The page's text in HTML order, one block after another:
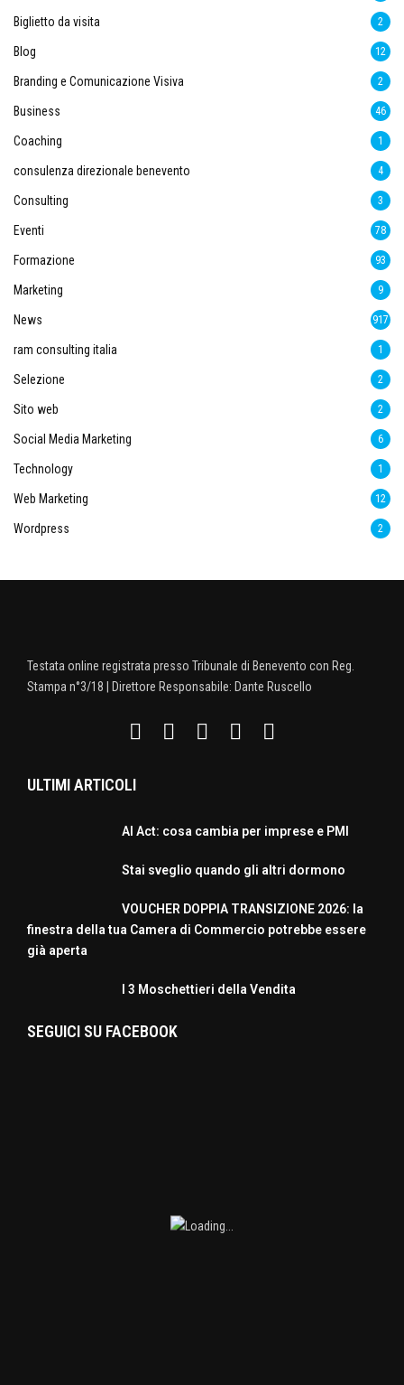
Biglietto da visita 2
Blog 12
Branding e Comunicazione Visiva 2
Business 46
Coaching 1
consulenza direzionale benevento 4
Consulting 3
Eventi 78
Formazione 93
Marketing 9
News 917
ram consulting italia 1
Selezione 2
Sito web 2
Social Media Marketing 6
Technology 1
Web Marketing 12
Wordpress 2
Testata online registrata presso Tribunale di Benevento con Reg.
Stampa n°3/18 | Direttore Responsabile: Dante Ruscello
ULTIMI ARTICOLI
AI Act: cosa cambia per imprese e PMI
Stai sveglio quando gli altri dormono
VOUCHER DOPPIA TRANSIZIONE 2026: la
finestra della tua Camera di Commercio potrebbe essere
già aperta
I 3 Moschettieri della Vendita
SEGUICI SU FACEBOOK